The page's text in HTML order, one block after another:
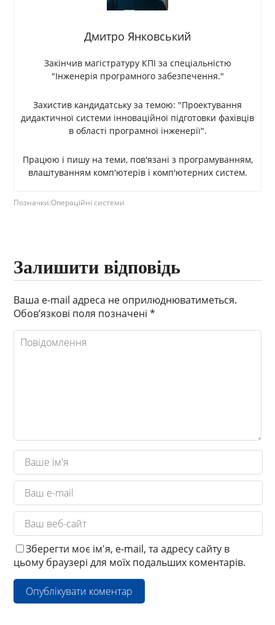
Дмитро Янковський
Закінчив магістратуру КПІ за спеціальністю
"Інженерія програмного забезпечення."
Захистив кандидатську за темою: "Проектування
дидактичної системи інноваційної підготовки фахівців
в області програмної інженерії".
Працюю і пишу на теми, пов'язані з програмуванням,
влаштуванням комп'ютерів і комп'ютерних систем.
Позначки:Операційні системи
Залишити відповідь
Ваша e-mail адреса не оприлюднюватиметься.
Обов’язкові поля позначені*
Зберегти моє ім'я, e-mail, та адресу сайту в
цьому браузері для моїх подальших коментарів.